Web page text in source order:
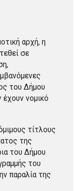
αρχή, η
σε
του Δήμου
νομικό
τίτλους
της
του Δήμου
του
παραλία της